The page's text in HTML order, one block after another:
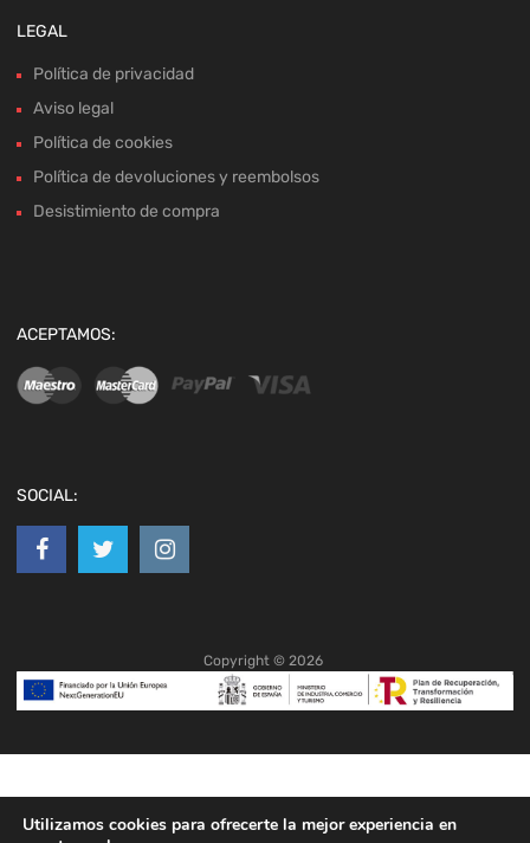
LEGAL
Política de privacidad
Aviso legal
Política de cookies
Política de devoluciones y reembolsos
Desistimiento de compra
ACEPTAMOS:
SOCIAL:
Copyright © 2026
Utilizamos cookies para ofrecerte la mejor experiencia en